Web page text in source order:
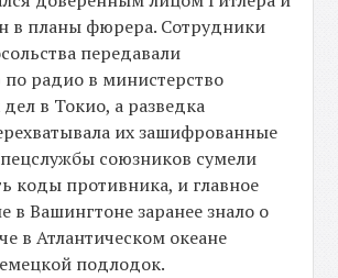
в планы фюрера. Сотрудники
передавали
радио в министерство
в Токио, а разведка
их зашифрованные
союзников сумели
коды противника, и главное
в Вашингтоне заранее знало о
в Атлантическом океане
подлодок.